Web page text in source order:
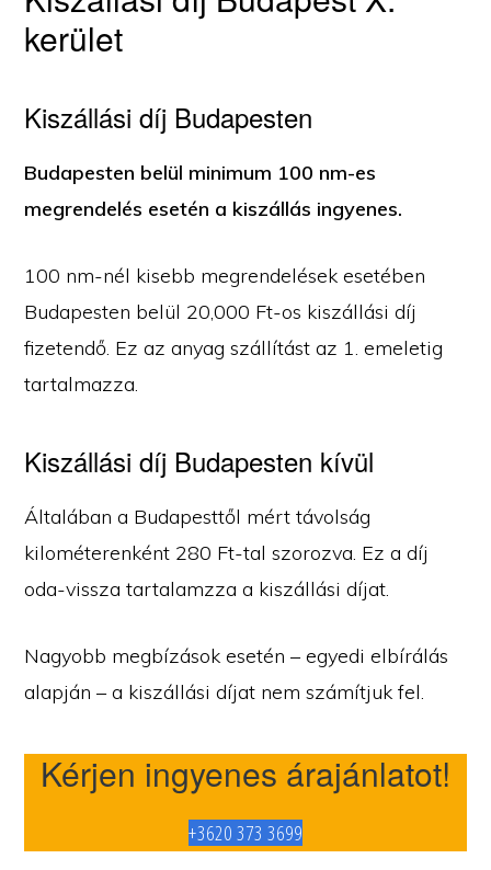
kerület
Kiszállási díj Budapesten
Budapesten belül minimum 100 nm-es
megrendelés esetén a kiszállás ingyenes.
100 nm-nél kisebb megrendelések esetében
Budapesten belül 20,000 Ft-os kiszállási díj
fizetendő. Ez az anyag szállítást az 1. emeletig
tartalmazza.
Kiszállási díj Budapesten kívül
Általában a Budapesttől mért távolság
kilométerenként 280 Ft-tal szorozva. Ez a díj
oda-vissza tartalamzza a kiszállási díjat.
Nagyobb megbízások esetén – egyedi elbírálás
alapján – a kiszállási díjat nem számítjuk fel.
Kérjen ingyenes árajánlatot!
+3620 373 3699